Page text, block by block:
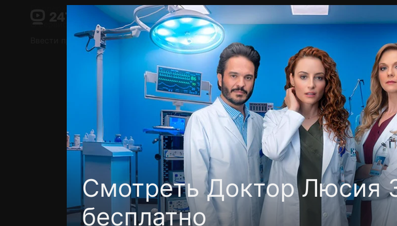
Смотреть Доктор Люсия
бесплатно
Поддержка:support@24h.tv
Пользовательское соглашение Политика конфиденциальности Для
Ввести промокод
Установить на ТВ Бесплатные каналы